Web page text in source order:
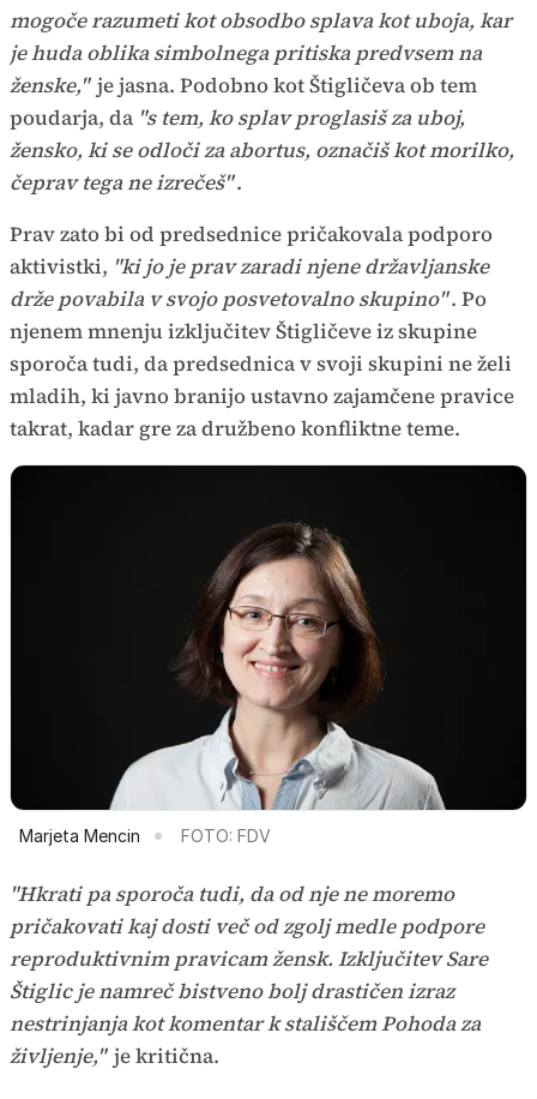
mogoče razumeti kot obsodbo splava kot uboja, kar
je huda oblika simbolnega pritiska predvsem na
ženske," je jasna. Podobno kot Štigličeva ob tem
poudarja, da "s tem, ko splav proglasiš za uboj,
žensko, ki se odloči za abortus, označiš kot morilko,
čeprav tega ne izrečeš".
Prav zato bi od predsednice pričakovala podporo
aktivistki, "ki jo je prav zaradi njene državljanske
drže povabila v svojo posvetovalno skupino". Po
njenem mnenju izključitev Štigličeve iz skupine
sporoča tudi, da predsednica v svoji skupini ne želi
mladih, ki javno branijo ustavno zajamčene pravice
takrat, kadar gre za družbeno konfliktne teme.
Marjeta Mencin FOTO: FDV
"Hkrati pa sporoča tudi, da od nje ne moremo
pričakovati kaj dosti več od zgolj medle podpore
reproduktivnim pravicam žensk. Izključitev Sare
Štiglic je namreč bistveno bolj drastičen izraz
nestrinjanja kot komentar k stališčem Pohoda za
življenje," je kritična.